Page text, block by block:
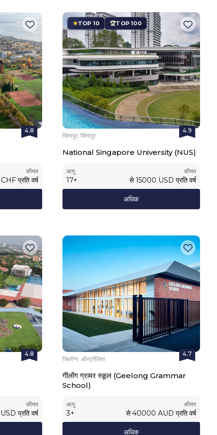
4.8
कीमत
CHF प्रति वर्ष
TOP 10 TOP 100
4.9
सिंगापुर, सिंगापुर
National Singapore University (NUS)
आयु
17+
कीमत
से 15000 USD प्रति वर्ष
अधिक
4.8
कीमत
USD प्रति वर्ष
4.7
जिलॉन्ग, ऑस्ट्रेलिया
गीलोंग ग्रामर स्कूल (Geelong Grammar
School)
आयु
3+
कीमत
से 40000 AUD प्रति वर्ष
अधिक